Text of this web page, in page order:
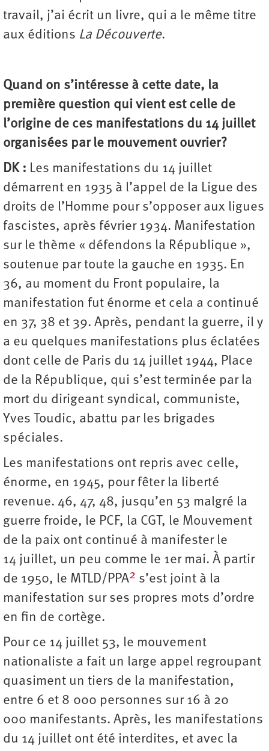
travail, j’ai écrit un livre, qui a le même titre
aux éditions La Découverte.
Quand on s’intéresse à cette date, la
première question qui vient est celle de
l’origine de ces manifestations du 14 juillet
organisées par le mouvement ouvrier ?
DK : Les manifestations du 14 juillet
démarrent en 1935 à l’appel de la Ligue des
droits de l’Homme pour s’opposer aux ligues
fascistes, après février 1934. Manifestation
sur le thème « défendons la République »,
soutenue par toute la gauche en 1935. En
36, au moment du Front populaire, la
manifestation fut énorme et cela a continué
en 37, 38 et 39. Après, pendant la guerre, il y
a eu quelques manifestations plus éclatées
dont celle de Paris du 14 juillet 1944, Place
de la République, qui s’est terminée par la
mort du dirigeant syndical, communiste,
Yves Toudic, abattu par les brigades
spéciales.
Les manifestations ont repris avec celle,
énorme, en 1945, pour fêter la liberté
revenue. 46, 47, 48, jusqu’en 53 malgré la
guerre froide, le PCF, la CGT, le Mouvement
de la paix ont continué à manifester le
14 juillet, un peu comme le 1er mai. À partir
de 1950, le MTLD/PPA2 s’est joint à la
manifestation sur ses propres mots d’ordre
en fin de cortège.
Pour ce 14 juillet 53, le mouvement
nationaliste a fait un large appel regroupant
quasiment un tiers de la manifestation,
entre 6 et 8 000 personnes sur 16 à 20
000 manifestants. Après, les manifestations
du 14 juillet ont été interdites, et avec la